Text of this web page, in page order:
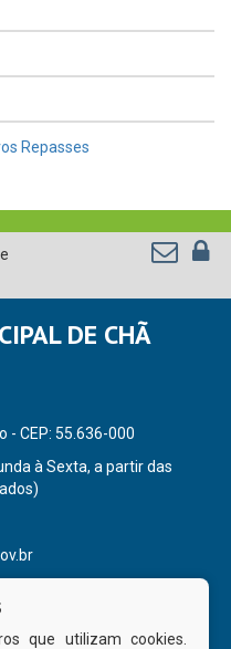
Repasses
DE CHÃ
- CEP: 55.636-000
à Sexta, a partir das
que utilizam cookies.